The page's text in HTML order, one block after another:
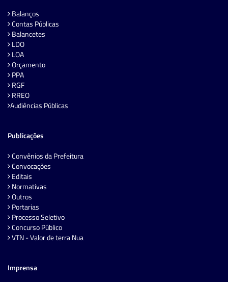
Balanços
Contas Públicas
Balancetes
LDO
LOA
Orçamento
PPA
RGF
RREO
Audiências Públicas
Publicações
Convênios da Prefeitura
Convocações
Editais
Normativas
Outros
Portarias
Processo Seletivo
Concurso Público
VTN - Valor de terra Nua
Imprensa